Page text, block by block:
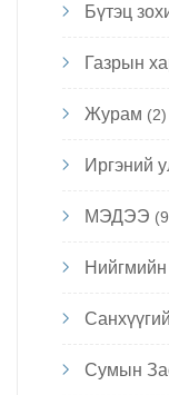
Бүтэц
Газрын
Журам (2)
Иргэний
МЭДЭЭ
Нийгмийн
Сумын